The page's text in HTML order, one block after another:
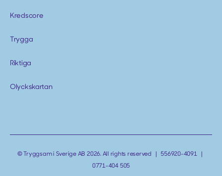
Kredscore
Trygga
Riktiga
Olyckskartan
© Tryggsam i Sverige AB 2026. All rights reserved | 556920-4091 |
0771-404 505